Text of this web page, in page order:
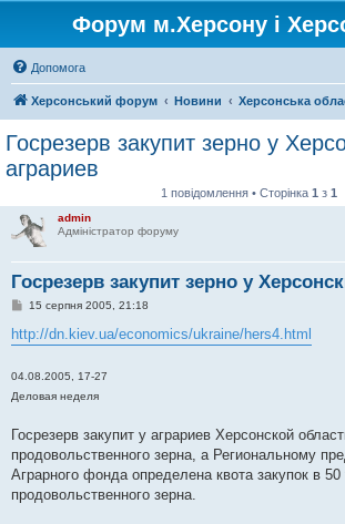
Форум м.Херсону і
Допомога
Херсонський форум Новини Херсонська
Госрезерв закупит зерно у
аграриев
1 повідомлення • Сторінка 1 з 1
admin
Адміністратор форуму
Госрезерв закупит зерно у
П
в
і
о
м
л
н
я
15 серпня 2005, 21:18
http://dn.kiev.ua/economics/ukraine/hers4.html
04.08.2005, 17-27
Деловая неделя
Госрезерв закупит у аграриев Херсонской
продовольственного зерна, а Региональному
Аграрного фонда определена квота закупок в
продовольственного зерна.